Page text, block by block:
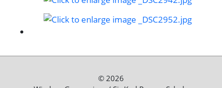
© 2026